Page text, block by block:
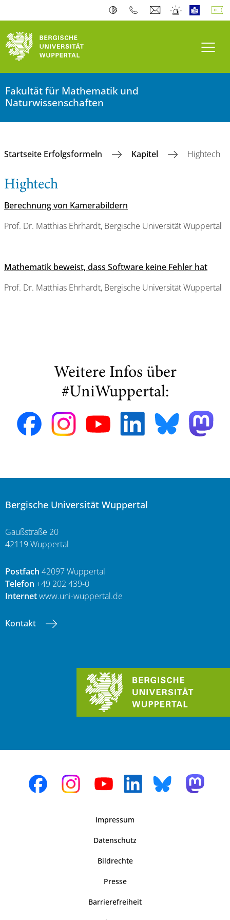
Fakultät für Mathematik und
Naturwissenschaften
Startseite Erfolgsformeln Kapitel Hightech
Hightech
Berechnung von Kamerabildern
Prof. Dr. Matthias Ehrhardt, Bergische Universität Wuppertal
Mathematik beweist, dass Software keine Fehler hat
Prof. Dr. Matthias Ehrhardt, Bergische Universität Wuppertal
Weitere Infos über
#UniWuppertal:
Bergische Universität Wuppertal
Gaußstraße 20
42119 Wuppertal
Postfach 42097 Wuppertal
Telefon +49 202 439-0
Internetwww.uni-wuppertal.de
Kontakt
Impressum
Datenschutz
Bildrechte
Presse
Barrierefreiheit